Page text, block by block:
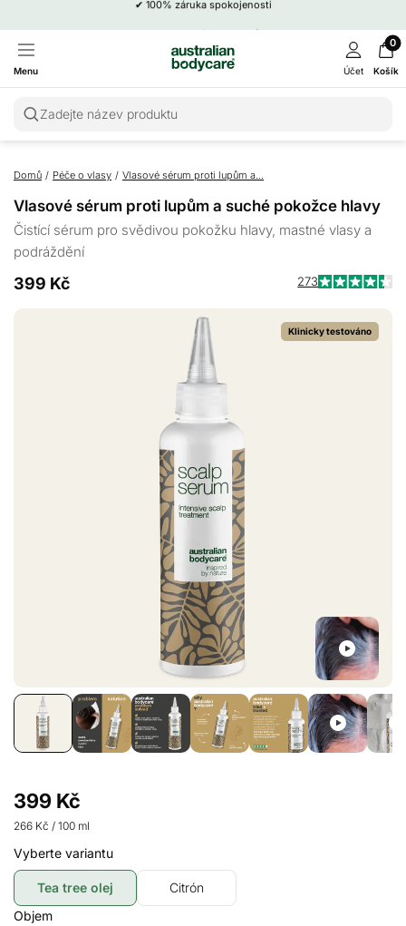
Dermatologicky testováno
Menu Účet
0
Košík
Zadejte název produktu
Klinicky testováno
Domů / Péče o vlasy / Vlasové sérum proti lupům a...
Vlasové sérum proti lupům a suché pokožce hlavy
Čistící sérum pro svědivou pokožku hlavy, mastné vlasy a
podráždění
399 Kč
Hodnoceno
z
5
273
399 Kč
266 Kč / 100 ml
Vyberte variantu
Tea tree olej
Citrón
Objem